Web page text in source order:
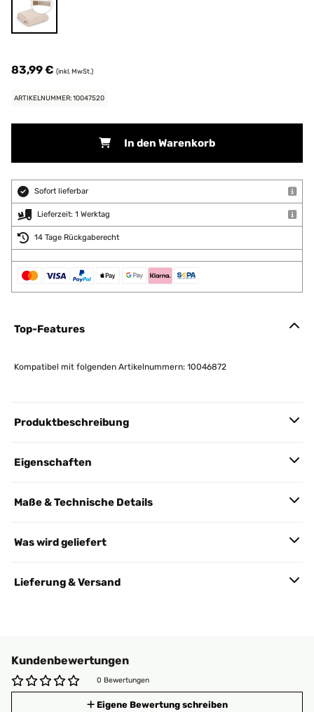
83,99 € (inkl. MwSt.)
ARTIKELNUMMER: 10047520
In den Warenkorb
Sofort lieferbar
Lieferzeit: 1 Werktag
14 Tage Rückgaberecht
Top-Features
Kompatibel mit folgenden Artikelnummern: 10046872
Produktbeschreibung
Eigenschaften
Maße & Technische Details
Was wird geliefert
Lieferung & Versand
Kundenbewertungen
0 Bewertungen
Eigene Bewertung schreiben